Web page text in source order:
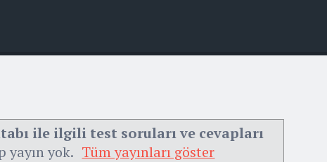
ile ilgili test soruları ve cevapları
yayın yok. Tüm yayınları göster